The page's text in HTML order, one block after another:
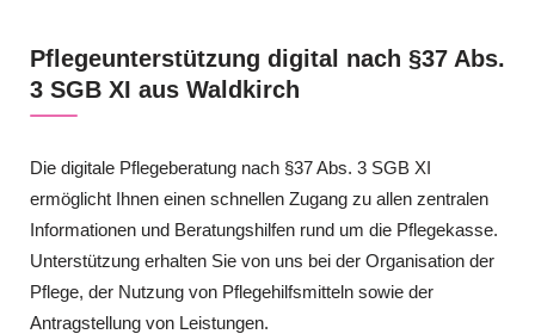
Pflegeunterstützung digital nach §37 Abs.
3 SGB XI aus Waldkirch
Die digitale Pflegeberatung nach §37 Abs. 3 SGB XI
ermöglicht Ihnen einen schnellen Zugang zu allen zentralen
Informationen und Beratungshilfen rund um die Pflegekasse.
Unterstützung erhalten Sie von uns bei der Organisation der
Pflege, der Nutzung von Pflegehilfsmitteln sowie der
Antragstellung von Leistungen.